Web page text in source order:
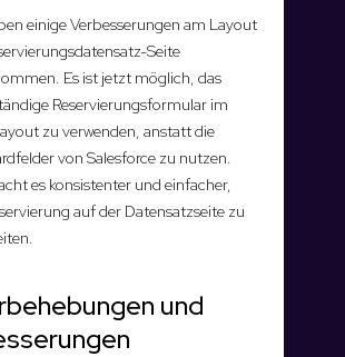
einige Verbesserungen am Layout
Seite
Es ist jetzt möglich, das
Reservierungsformular im
zu verwenden, anstatt die
von Salesforce zu nutzen.
es konsistenter und einfacher,
auf der Datensatzseite zu
und